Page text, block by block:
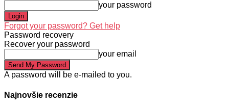
your password
Forgot your password? Get help
Password recovery
Recover your password
your email
A password will be e-mailed to you.
Najnovšie recenzie